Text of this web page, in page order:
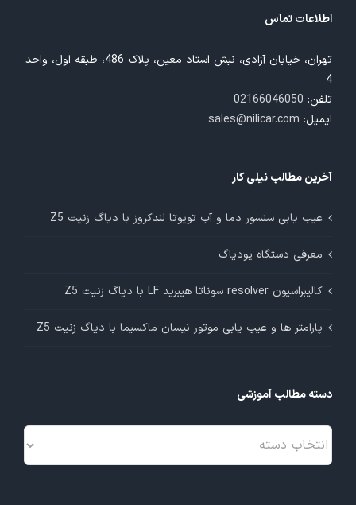
اطلاعات تماس
تهران، خیابان آزادی، نبش استاد معین، پلاک 486، طبقه اول، واحد
4
تلفن: 02166046050
ایمیل: sales@nilicar.com
آخرین مطالب نیلی کار
عیب یابی سنسور دما و آب تویوتا لندکروز با دیاگ زنیت Z5
معرفی دستگاه یودیاگ
کالیبراسیون resolver سوناتا هیبرید LF با دیاگ زنیت Z5
پارامتر ها و عیب یابی موتور نیسان ماکسیما با دیاگ زنیت Z5
دسته مطالب آموزشی
دسته